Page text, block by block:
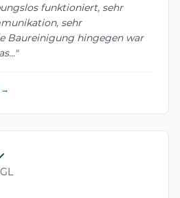
funktioniert, sehr
sehr
Baureinigung hingegen war
→